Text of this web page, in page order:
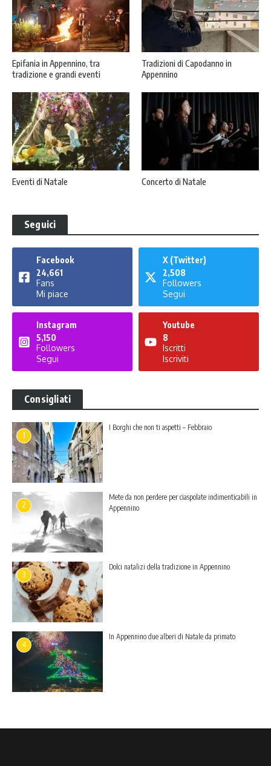
Epifania in Appennino, tra
tradizione e grandi eventi
Tradizioni di Capodanno in
Appennino
Eventi di Natale Concerto di Natale
Seguici
Facebook
24,661
Fans
Mi piace
X (Twitter)
2,508
Followers
Segui
Instagram
5,150
Followers
Segui
Youtube
8
Iscritti
Iscriviti
Consigliati
1
I Borghi che non ti aspetti – Febbraio
2
Mete da non perdere per ciaspolate indimenticabili in
Appennino
3
Dolci natalizi della tradizione in Appennino
4
In Appennino due alberi di Natale da primato